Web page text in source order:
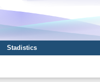
Stadistics